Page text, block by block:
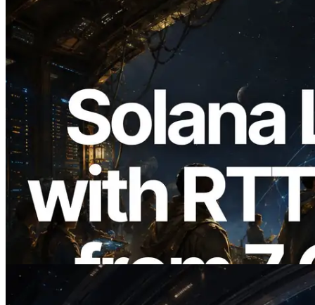
2026.08.05
ERPC 擴展 Solana Leader Slot API：新
增全球 7 個區域的 Ping 測量 —
Validators Information API 同步上線